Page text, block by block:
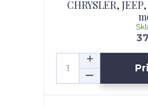
CHRYSLER,